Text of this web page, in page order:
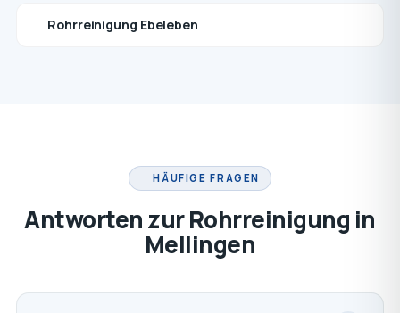
Rohrreinigung Ebeleben
HÄUFIGE FRAGEN
Antworten zur Rohrreinigung in
Mellingen